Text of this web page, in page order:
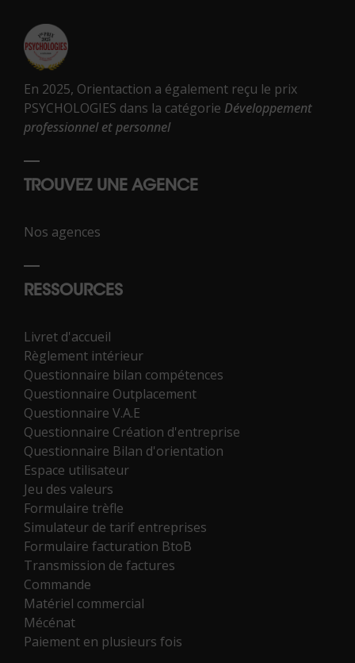
En 2025, Orientaction a également reçu le prix
PSYCHOLOGIES dans la catégorie Développement
professionnel et personnel
TROUVEZ UNE AGENCE
Nos agences
RESSOURCES
Livret d'accueil
Règlement intérieur
Questionnaire bilan compétences
Questionnaire Outplacement
Questionnaire V.A.E
Questionnaire Création d'entreprise
Questionnaire Bilan d'orientation
Espace utilisateur
Jeu des valeurs
Formulaire trèfle
Simulateur de tarif entreprises
Formulaire facturation BtoB
Transmission de factures
Commande
Matériel commercial
Mécénat
Paiement en plusieurs fois